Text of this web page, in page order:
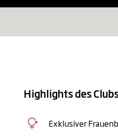
Highlights des
Exklusiver